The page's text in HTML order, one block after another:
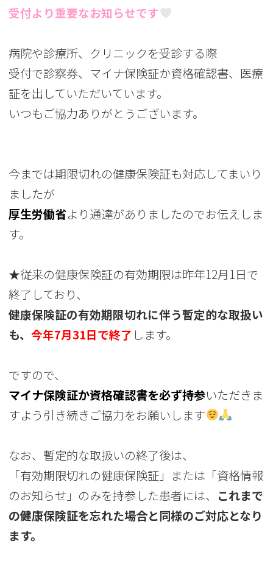
受付より重要なお知らせです
病院や診療所、クリニックを受診する際
受付で診察券、マイナ保険証か資格確認書、医療
証を出していただいています。
いつもご協力ありがとうございます。
今までは期限切れの健康保険証も対応してまいり
ましたが
厚生労働省より通達がありましたのでお伝えしま
す。
★従来の健康保険証の有効期限は昨年12月1日で
終了しており、
健康保険証の有効期限切れに伴う暫定的な取扱い
も、今年7月31日で終了 します。
ですので、
マイナ保険証か資格確認書を必ず持参いただきま
すよう引き続きご協力をお願いします
なお、暫定的な取扱いの終了後は、
「有効期限切れの健康保険証」または「資格情報
のお知らせ」のみを持参した患者には、 これまで
の健康保険証を忘れた場合と同様のご対応となり
ます。